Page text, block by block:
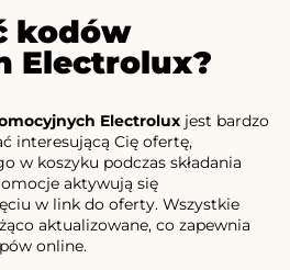
kodów
Electrolux?
Electrolux jest bardzo
interesującą Cię ofertę,
w koszyku podczas składania
aktywują się
w link do oferty. Wszystkie
aktualizowane, co zapewnia
online.